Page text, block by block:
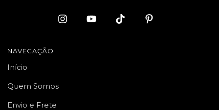
NAVEGAÇÃO
Início
Quem Somos
Envio e Frete